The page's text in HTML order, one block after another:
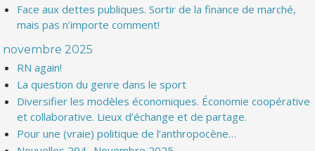
Face aux dettes publiques. Sortir de la finance de marché,
mais pas n’importe comment!
novembre 2025
RN again!
La question du genre dans le sport
Diversifier les modèles économiques. Économie coopérative
et collaborative. Lieux d’échange et de partage.
Pour une (vraie) politique de l’anthropocène…